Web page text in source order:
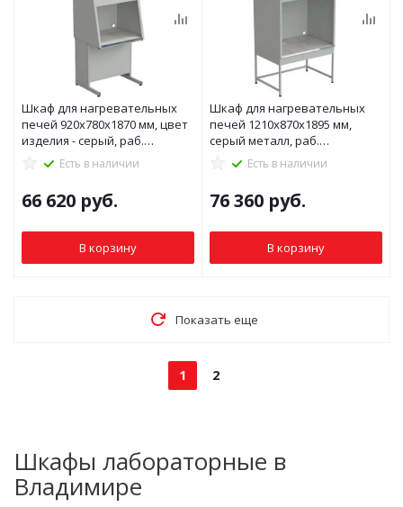
Шкаф для нагревательных
печей 920х780х1870 мм, цвет
изделия - серый, раб.
поверхность - (керамика)
Есть в наличии
66 620 руб.
В корзину
Шкаф для нагревательных
печей 1210x870x1895 мм,
серый металл, раб.
поверхность - (керамика)
Есть в наличии
76 360 руб.
В корзину
Показать еще
1 2
Шкафы лабораторные в
Владимире